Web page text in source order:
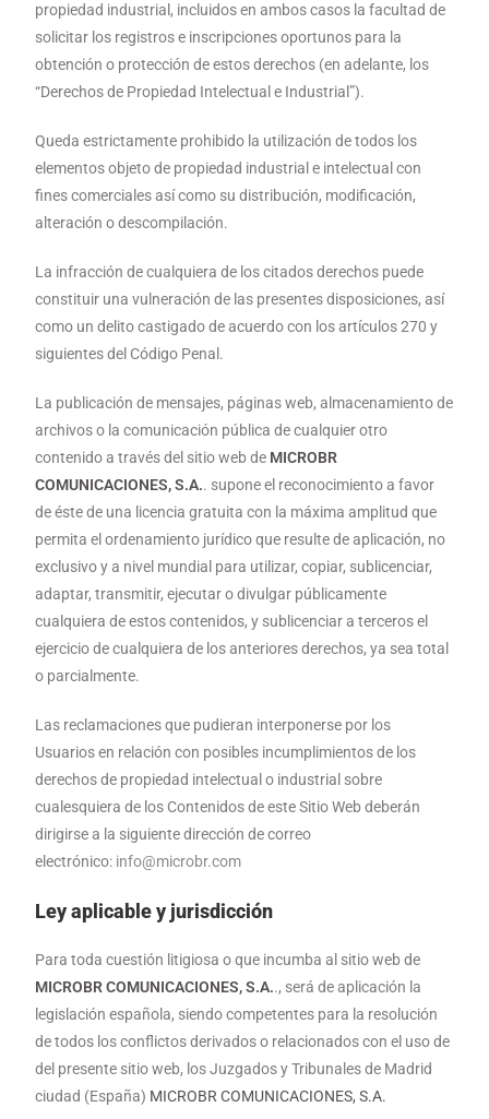
propiedad industrial, incluidos en ambos casos la facultad de
solicitar los registros e inscripciones oportunos para la
obtención o protección de estos derechos (en adelante, los
“Derechos de Propiedad Intelectual e Industrial”).
Queda estrictamente prohibido la utilización de todos los
elementos objeto de propiedad industrial e intelectual con
fines comerciales así como su distribución, modificación,
alteración o descompilación.
La infracción de cualquiera de los citados derechos puede
constituir una vulneración de las presentes disposiciones, así
como un delito castigado de acuerdo con los artículos 270 y
siguientes del Código Penal.
La publicación de mensajes, páginas web, almacenamiento de
archivos o la comunicación pública de cualquier otro
contenido a través del sitio web de MICROBR
COMUNICACIONES, S.A.. supone el reconocimiento a favor
de éste de una licencia gratuita con la máxima amplitud que
permita el ordenamiento jurídico que resulte de aplicación, no
exclusivo y a nivel mundial para utilizar, copiar, sublicenciar,
adaptar, transmitir, ejecutar o divulgar públicamente
cualquiera de estos contenidos, y sublicenciar a terceros el
ejercicio de cualquiera de los anteriores derechos, ya sea total
o parcialmente.
Las reclamaciones que pudieran interponerse por los
Usuarios en relación con posibles incumplimientos de los
derechos de propiedad intelectual o industrial sobre
cualesquiera de los Contenidos de este Sitio Web deberán
dirigirse a la siguiente dirección de correo
electrónico: info@microbr.com
Ley aplicable y jurisdicción
Para toda cuestión litigiosa o que incumba al sitio web de
MICROBR COMUNICACIONES, S.A.., será de aplicación la
legislación española, siendo competentes para la resolución
de todos los conflictos derivados o relacionados con el uso de
del presente sitio web, los Juzgados y Tribunales de Madrid
ciudad (España) MICROBR COMUNICACIONES, S.A.